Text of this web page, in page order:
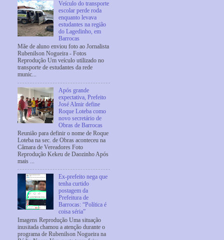
Veículo do transporte
escolar perde roda
enquanto levava
estudantes na região
do Lagedinho, em
Barrocas
Mãe de aluno enviou foto ao Jornalista
Rubenilson Nogueira - Fotos
Reprodução Um veículo utilizado no
transporte de estudantes da rede
munic...
Após grande
expectativa, Prefeito
José Almir define
Roque Loteba como
novo secretário de
Obras de Barrocas
Reunião para definir o nome de Roque
Loteba na sec. de Obras aconteceu na
Câmara de Vereadores Foto
Reprodução Kekeu de Daozinho Após
mais ...
Ex-prefeito nega que
tenha curtido
postagem da
Prefeitura de
Barrocas: “Política é
coisa séria”
Imagens Reprodução Uma situação
inusitada chamou a atenção durante o
programa de Rubenilson Nogueira na